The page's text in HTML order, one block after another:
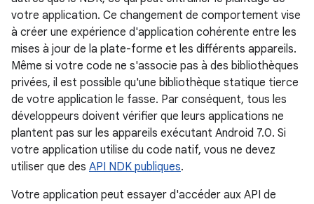
votre application. Ce changement de comportement vise
à créer une expérience d'application cohérente entre les
mises à jour de la plate-forme et les différents appareils.
Même si votre code ne s'associe pas à des bibliothèques
privées, il est possible qu'une bibliothèque statique tierce
de votre application le fasse. Par conséquent, tous les
développeurs doivent vérifier que leurs applications ne
plantent pas sur les appareils exécutant Android 7.0. Si
votre application utilise du code natif, vous ne devez
utiliser que des API NDK publiques.
Votre application peut essayer d'accéder aux API de